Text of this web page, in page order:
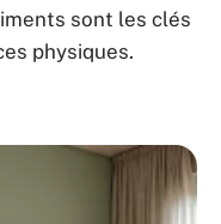
sont les clés
physiques.